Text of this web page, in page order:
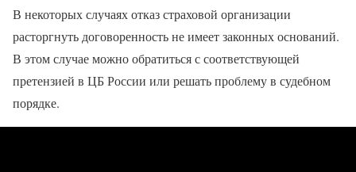
В некоторых случаях отказ страховой организации
расторгнуть договоренность не имеет законных оснований.
В этом случае можно обратиться с соответствующей
претензией в ЦБ России или решать проблему в судебном
порядке.